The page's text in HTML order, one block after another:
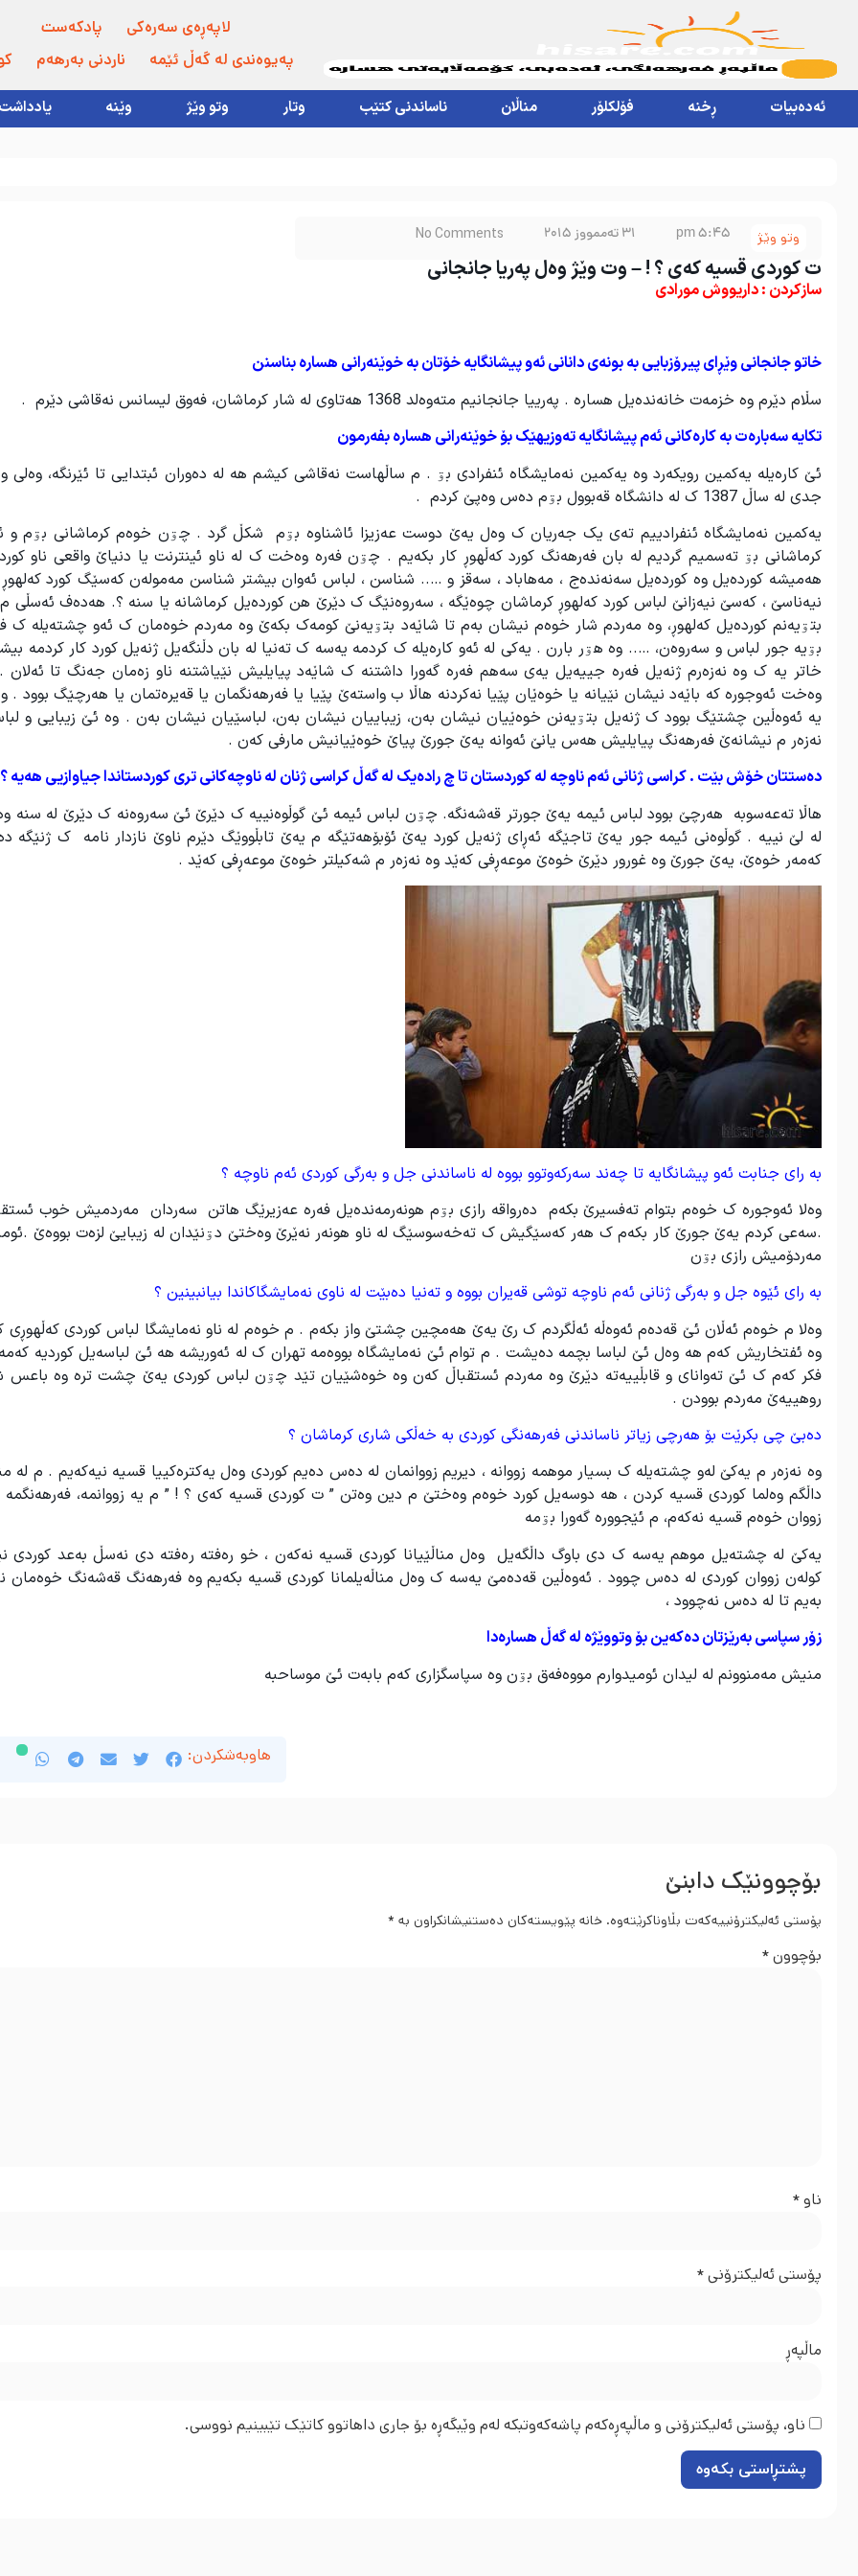
لاپەڕەی سەرەکی
پادکەست
پەیوەندی لە گەڵ ئێمە
ناردنی بەرهەم
ئەدەبیات ڕخنە فۆلکلۆر مناڵان ناساندنی کتێب وتار وتو وێژ وێنە یادداشت
وتو وێژ 5:45 pm 31 تەممووز 2015 No Comments
ت کوردی قسیە کەی ؟ ! – وت وێژ وەل پەریا جانجانی
سازکردن : داریووش مورادی
خاتو جانجانی وێڕای پیرۆزبایی بە بونەی دانانی ئەو پیشانگایە خۆتان بە خوێنەرانی هسارە بناسنن
سڵام دێرم وە خزمەت خانەندەیل هسارە . پەرییا جانجانیم متەوەلد 1368 هەتاوی لە شار کرماشان، فەوق لیسانس نەقاشی دێرم .
تکایە سەبارەت بە کارەکانی ئەم پیشانگایە تەوزیهێک بۆ خوێنەرانی هسارە بفەرمون
ئێ کارەیلە یەکمین رویکەرد وە یەکمین نەمایشگاه ئنفرادی بۊ . م ساڵهاست نەقاشی کیشم هە لە دەوران ئبتدایی تا ئێرنگە،
جدی لە ساڵ 1387 ک لە دانشگاه قەبوول بۊم دەس وەپێ کردم .
یەکمین نەمایشگاه ئنفرادییم تەی یک جەریان ک وەل یەێ دوست عەزیزا ئاشناوە بۊم شکڵ گرد . چۊن خوەم کرماشانی بۊم و
کرماشانی بۊ تەسمیم گردیم لە بان فەرهەنگ کورد کەڵهوڕ کار بکەیم . چۊن فەرە وەخت ک لە ناو ئینترنت یا دنیاێ واقعی ناو
هەمیشە کوردەیل وە کوردەیل سەنەندەج ، مەهاباد ، سەقز و ….. شناسن ، لباس ئەوان بیشتر شناسن مەمولەن کەسێگ کورد
نیەناسێ ، کەسێ نیەزانێ لباس کورد کەلهوڕ کرماشان چوەێگە ، سەروەنێگ ک دێرێ هن کوردەیل کرماشانە یا سنە ؟. هەدەف ئەسڵی
بتۊیەنم کوردەیل کەلهوڕ، وە مەردم شار خوەم نیشان بەم تا شاێەد بتۊیەنێ کومەک بکەێ وە مەردم خوەمان ک ئەو چشتەیلە ک
بۊیە جور لباس و سەروەن، ….. وە هۊر بارن . یەکی لە ئەو کارەیلە ک کردمە یەسە ک تەنیا لە بان دڵنگەیل ژنەیل کورد کار کردمە
خاتر یە ک وە نەزەرم ژنەیل فەرە جییەیل یەی سەهم فەرە گەورا داشتنە ک شاێەد پیایلیش نێیاشتنە ناو زەمان جەنگ تا
وەخت ئەوجورە کە باێەد نیشان نێیانە یا خوەێان پێیا نەکردنە هاڵا ب واستەێ پێیا یا فەرهەنگمان یا قەیرەتمان یا هەرچێگ بوود .
یە ئەوەڵین چشتێگ بوود ک ژنەیل بتۊیەنن خوەێیان نیشان بەن، زیباییان نیشان بەن، لباسێیان نیشان بەن . وە ئێ زیبایی و
نەزەر م نیشانەێ فەرهەنگ پیایلیش هەس یانێ ئەوانە یەێ جورێ پیاێ خوەێیانیش مارفی کەن .
دەستتان خۆش بێت . کراسی ژنانی ئەم ناوچە لە کوردستان تا چ رادەیک لە گەڵ کراسی ژنان لە ناوچەکانی تری کوردستاندا جیاوازیی هەیە ؟
هاڵا تەعەسوبە هەرچێ بوود لباس ئیمە یەێ جورتر قەشەنگە. چۊن لباس ئیمە ئێ گوڵوەنییە ک دێرێ ئێ سەروەنە ک دێرێ لە سنە
لە لێ نییە . گوڵوەنی ئیمە جور یەێ تاجێگە ئەڕای ژنەیل کورد یەێ ئۆبۆهەتێگە م یەێ تابڵووێگ دێرم ناوێ نازدار نامە ک ژنێگە
کەمەر خوەێ، یەێ جورێ وە غورور دێرێ خوەێ موعەڕفی کەێد وە نەزەر م شەکیلتر خوەێ موعەڕفی کەێد .
بە رای جنابت ئەو پیشانگایە تا چەند سەرکەوتوو بووە لە ناساندنی جل و بەرگی کوردی ئەم ناوچە ؟
وەلا ئەوجورە ک خوەم بتوام تەفسیرێ بکەم دەرواقە رازی بۊم هونەرمەندەیل فەرە عەزیرێگ هاتن سەردان مەردمیش خوب
.سەعی کردم یەێ جورێ کار بکەم ک هەر کەسێگیش ک تەخەسوسێگ لە ناو هونەر نەێرێ وەختێ دۊنێدان لە زیبایێ لزەت بووەێ
مەردۆمیش رازی بۊن
بە رای ئێوە جل و بەرگی ژنانی ئەم ناوچە توشی قەیران بووە و تەنیا دەبێت لە ناوی نەمایشگاکاندا بیانبینین ؟
وەلا م خوەم ئەڵان ئێ قەدەم ئەوەڵە ئەڵگردم ک رێ یەێ هەمچین چشتێ واز بکەم . م خوەم لە ناو نەمایشگا لباس کوردی کەڵهوڕی
وە ئفتخاریش کەم هە وەل ئێ لباسا بچمە دەیشت . م توام ئێ نەمایشگاە بووەمە تهران ک لە ئەوریشە هە ئێ لباسەیل کوردیە
فکر کەم ک ئێ تەوانای و قابڵییەتە دێرێ وە مەردم ئستقباڵ کەن وە خوەشێیان تێد چۊن لباس کوردی یەێ چشت ترە وە باعس
روهییەێ مەردم بوودن .
دەبێ چی بکرێت بۆ هەرچی زیاتر ناساندنی فەرهەنگی کوردی بە خەڵکی شاری کرماشان ؟
وە نەزەر م یەکێ لەو چشتەیلە ک بسیار موهمە زووانە ، دیریم زووانمان لە دەس دەیم کوردی وەل یەکترەکییا قسیە نیەکەیم . م لە
داڵگم وەلما کوردی قسیە کردن ، هە دوسەیل کورد خوەم وەختێ م دین وەتن ” ت کوردی قسیە کەی ؟ ! ” م یە زووانمە،
زووان خوەم قسیە نەکەم، م ئێجوورە گەورا بۊمە
یەکێ لە چشتەیل موهم یەسە ک دی باوگ داڵگەیل وەل مناڵێیانا کوردی قسیە نەکەن ، خو رەفتە رەفتە دی نەسڵ بەعد کوردی
کولەن زووان کوردی لە دەس چوود . ئەوەڵین قەدەمێ یەسە ک وەل مناڵەیلمانا کوردی قسیە بکەیم وە فەرهەنگ قەشەنگ خوەمان
بەیم تا لە دەس نەچوود ،
زۆر سپاسی بەرێزتان دەکەین بۆ وتووێژە لە گەڵ هسارەدا
منیش مەمنوونم لە لیدان ئومیدوارم مووەفەق بۊن وە سپاسگزاری کەم بابەت ئێ موساحبە
هاوبەشکردن:
بۆچوونێک دابنێ
پۆستی ئەلیکترۆنییەکەت بڵاوناکرێتەوە. خانە پێویستەکان دەستنیشانکراون بە *
بۆچوون*
ناو*
پۆستی ئەلیکترۆنی*
ماڵپه‌ڕ
ناو، پۆستی ئەلیکترۆنی و ماڵپەڕەکەم پاشەکەوتبکە لەم وێبگەڕە بۆ جاری داهاتوو کاتێک تێبینیم نووسی.